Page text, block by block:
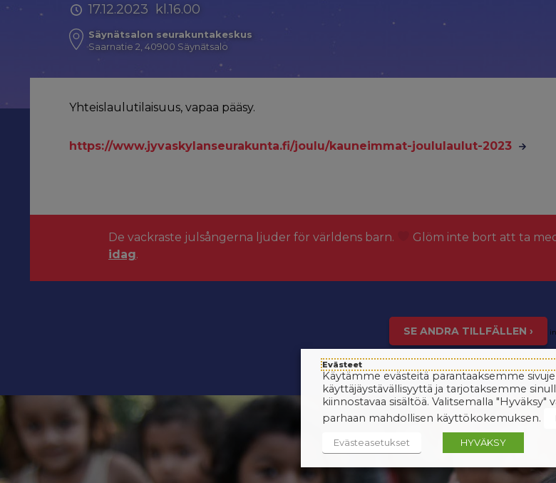
17.12.2023 kl.16.00
Säynätsalon seurakuntakeskus
Saarnatie 2, 40900 Säynätsalo
Yhteislaulutilaisuus, vapaa pääsy.
https://www.jyvaskylanseurakunta.fi/joulu/kauneimmat-joululaulut-2023
De vackraste julsångerna ljuder för världens barn. Glöm inte bort att ta
idag.
SE ANDRA TILLFÄLLEN ›
Evästeet
Käytämme evästeitä parantaaksemme
käyttäjäystävällisyyttä ja tarjotaksemme
kiinnostavaa sisältöä. Valitsemalla "Hyväksy"
parhaan mahdollisen käyttökokemuksen.
Evästeasetukset HYVÄKSY